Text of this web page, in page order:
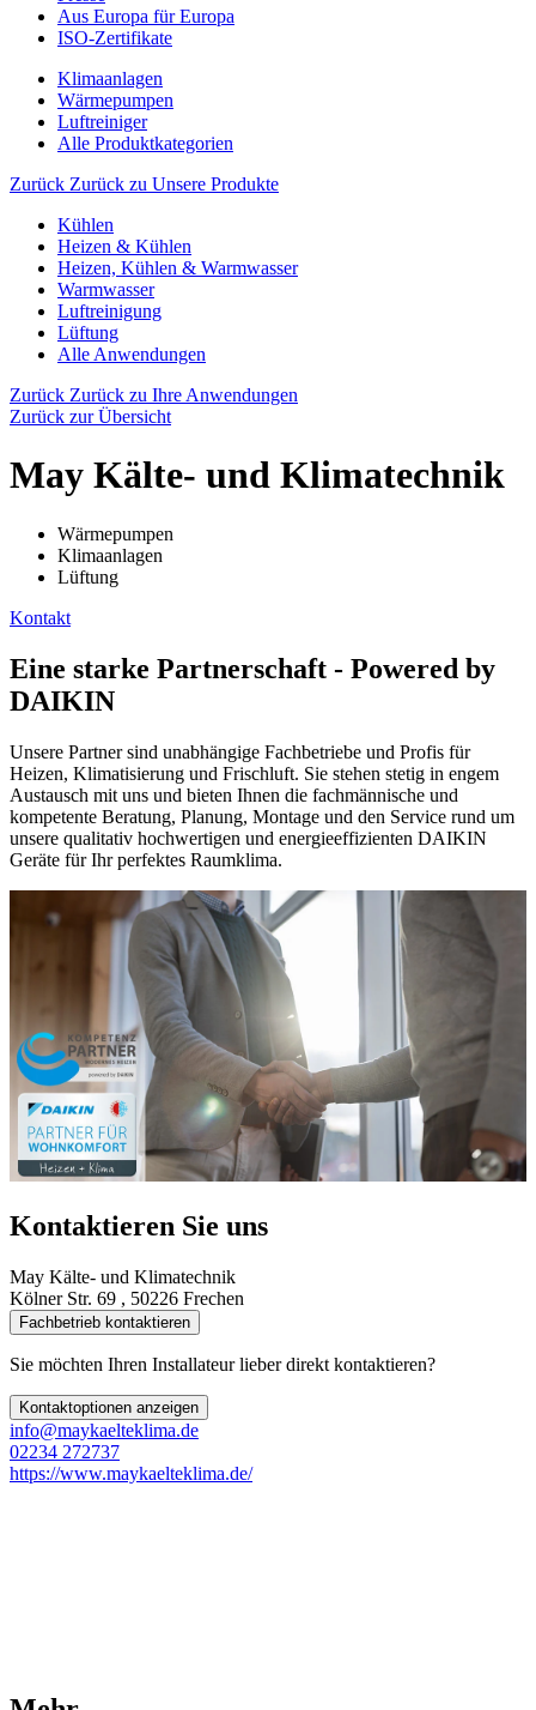
Aus Europa für Europa
ISO-Zertifikate
Klimaanlagen
Wärmepumpen
Luftreiniger
Alle Produktkategorien
Zurück Zurück zu Unsere Produkte
Kühlen
Heizen & Kühlen
Heizen, Kühlen & Warmwasser
Warmwasser
Luftreinigung
Lüftung
Alle Anwendungen
Zurück Zurück zu Ihre Anwendungen
Zurück zur Übersicht
May Kälte- und Klimatechnik
Wärmepumpen
Klimaanlagen
Lüftung
Kontakt
Eine starke Partnerschaft - Powered by
DAIKIN
Unsere Partner sind unabhängige Fachbetriebe und Profis für
Heizen, Klimatisierung und Frischluft. Sie stehen stetig in engem
Austausch mit uns und bieten Ihnen die fachmännische und
kompetente Beratung, Planung, Montage und den Service rund um
unsere qualitativ hochwertigen und energieeffizienten DAIKIN
Geräte für Ihr perfektes Raumklima.
Kontaktieren Sie uns
May Kälte- und Klimatechnik
Kölner Str. 69 , 50226 Frechen
Fachbetrieb kontaktieren
Sie möchten Ihren Installateur lieber direkt kontaktieren?
Kontaktoptionen anzeigen
info@maykaelteklima.de
02234 272737
https://www.maykaelteklima.de/